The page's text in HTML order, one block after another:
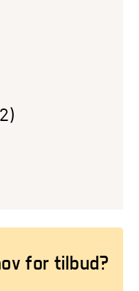
for tilbud?